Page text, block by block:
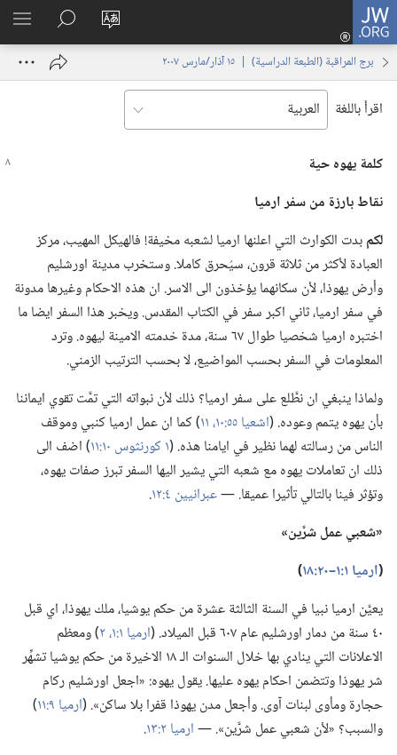
JW.ORG
تغيير
الموقع
تسجيل
الدخول
نافذة
البحث
في
JW.‎ORG
برج المراقبة (‏الطبعة الدراسية)‏ | ‏‎١٥‏ ‏‎آذار/مارس‏ ‎٢٠٠٧
اقرأ باللغة
كلمة يهوه حية
نقاط بارزة من سفر ارميا
لكمبدت الكوارث التي اعلنها ارميا لشعبه مخيفة!‏ فالهيكل المهيب،‏ مركز
العبادة لأكثر من ثلاثة قرون،‏ سيُحرق كاملا.‏ وستخرب مدينة اورشليم
وأرض يهوذا،‏ لأن سكانهما يؤخذون الى الاسر.‏ ان هذه الاحكام وغيرها مدونة
في سفر ارميا،‏ ثاني اكبر سفر في الكتاب المقدس.‏ ويخبر هذا السفر ايضا ما
اختبره ارميا شخصيا طوال ٦٧ سنة،‏ مدة خدمته الامينة ليهوه.‏ وترد
المعلومات في السفر بحسب المواضيع،‏ لا بحسب الترتيب الزمني.‏
ولماذا ينبغي ان نطَّلع على سفر ارميا؟‏ ذلك لأن نبواته التي تمَّت تقوي ايماننا
بأن يهوه يتمم وعوده.‏ (‏اشعيا ٥٥:‏١٠،‏ ١١
‏)‏ كما ان عمل ارميا كنبي وموقف
الناس من رسالته لهما نظير في ايامنا هذه.‏ (‏١ كورنثوس ١٠:‏١١
‏)‏ اضف الى
ذلك ان تعاملات يهوه مع شعبه التي يشير اليها السفر تبرز صفات يهوه،‏
وتؤثر فينا بالتالي تأثيرا عميقا.‏ —‏عبرانيين ٤:‏١٢
‏.‏
‏«شعبي عمل شرَّين»‏
‏(‏ارميا ١:‏١–‏٢٠:‏١٨
‏)‏
يعيَّن ارميا نبيا في السنة الثالثة عشرة من حكم يوشيا،‏ ملك يهوذا،‏ اي قبل
٤٠ سنة من دمار اورشليم عام ٦٠٧ قبل الميلاد.‏ (‏
ارميا ١:‏١،‏ ٢
‏)‏ ومعظم
الاعلانات التي ينادي بها خلال السنوات الـ‍ ١٨ الاخيرة من حكم يوشيا تشهِّر
شر يهوذا وتتضمن احكام يهوه عليها.‏ يقول يهوه:‏ «اجعل اورشليم ركام
حجارة ومأوى لبنات آوى.‏ وأجعل مدن يهوذا قفرا بلا ساكن».‏ (‏ارميا ٩:‏١١
‏)‏
والسبب؟‏ «لأن شعبي عمل شرَّين».‏ —‏ارميا ٢:‏١٣
‏.‏